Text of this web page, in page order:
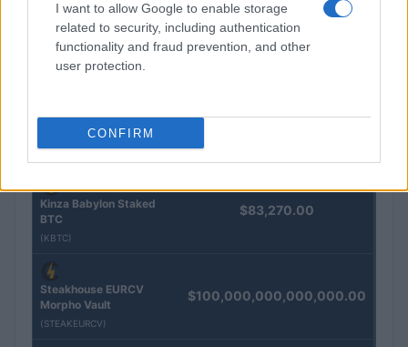
I want to allow Google to enable storage
related to security, including authentication
functionality and fraud prevention, and other
user protection.
CONFIRM
QUOTAZIONI CRYPTO
Nome
Eureka Bridged PAX
Gold (Terra
(PAXG)
Kinza Babylon Staked
BTC
(KBTC)
$83,270.00
Steakhouse EURCV
Morpho Vault
(STEAKEURCV)
$100,000,000,000,000.00